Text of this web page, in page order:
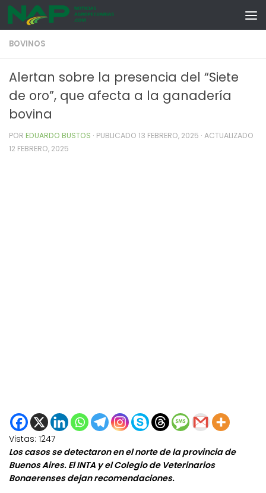
Skip to content
BOVINOS
Alertan sobre la presencia del “Siete
de oro”, que afecta a la ganadería
bovina
POR EDUARDO BUSTOS · PUBLICADO 13 FEBRERO, 2025 · ACTUALIZADO
12 FEBRERO, 2025
Vistas: 1247
Los casos se detectaron en el norte de la provincia de
Buenos Aires. El INTA y el Colegio de Veterinarios
Bonaerenses dejan recomendaciones.